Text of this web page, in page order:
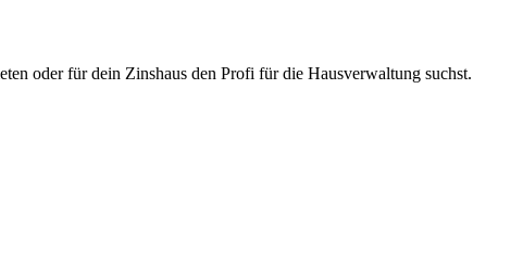
oder für dein Zinshaus den Profi für die Hausverwaltung suchst.